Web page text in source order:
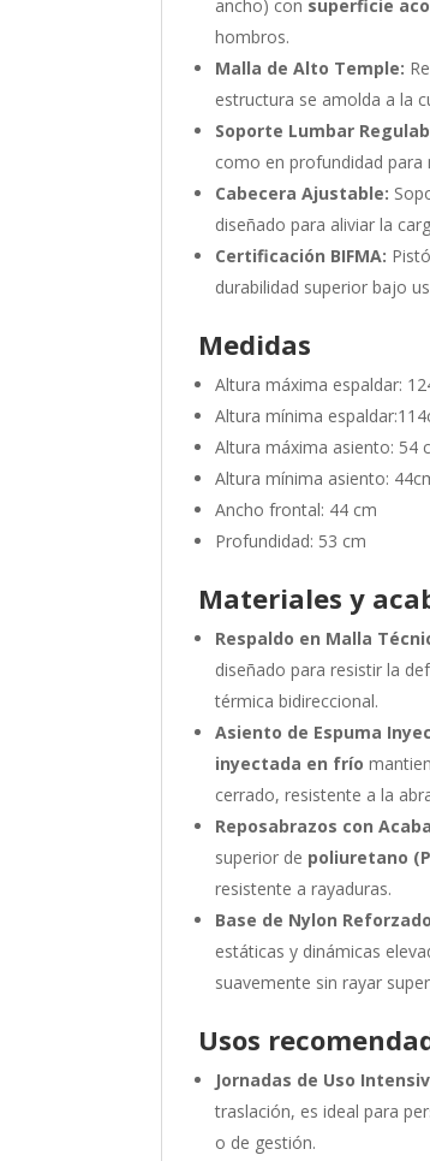
ancho) con superficie
hombros.
Malla de Alto Temple:
estructura se amolda a la
Soporte Lumbar
como en profundidad para
Cabecera Ajustable:
diseñado para aliviar la
Certificación BIFMA:
durabilidad superior bajo
Medidas
Altura máxima espaldar:
Altura mínima
Altura máxima asiento: 54
Altura mínima asiento:
Ancho frontal: 44 cm
Profundidad: 53 cm
Materiales y
Respaldo en Malla
diseñado para resistir la
térmica bidireccional.
Asiento de Espuma
inyectada en frío
cerrado, resistente a la
Reposabrazos con
superior de poliuretano
resistente a rayaduras.
Base de Nylon
estáticas y dinámicas
suavemente sin rayar
Usos
Jornadas de Uso
traslación, es ideal para
o de gestión.